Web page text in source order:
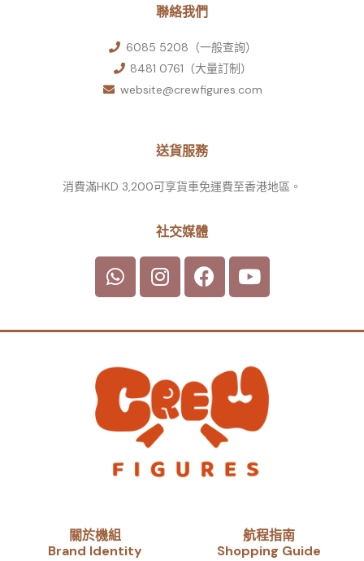
聯絡我們
6085 5208（一般查詢）
8481 0761（大量訂制）
website@crewfigures.com
送貨服務
消費滿HKD 3,200可享貨車免運費至香港地區。
社交媒體
關於機組
Brand Identity​
航程指南
Shopping Guide